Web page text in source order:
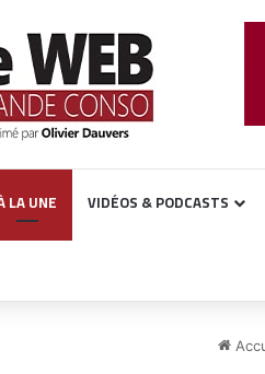
LA UNE VIDÉOS & PODCASTS